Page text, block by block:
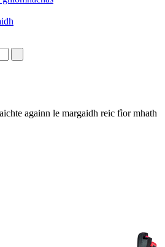
againn le margaidh reic fìor mhath